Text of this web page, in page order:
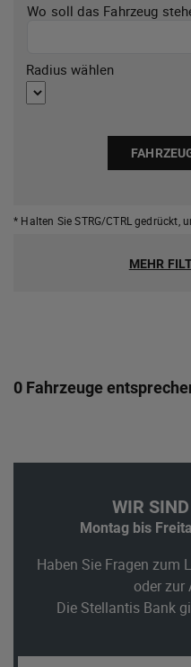
Wo soll das Fahrzeug
Radius wählen
* Halten Sie STRG/CTRL gedrückt,
MEHR
0 Fahrzeuge
WIR
Montag bis
Haben Sie Fragen zum
oder zur
Die Stellantis Bank